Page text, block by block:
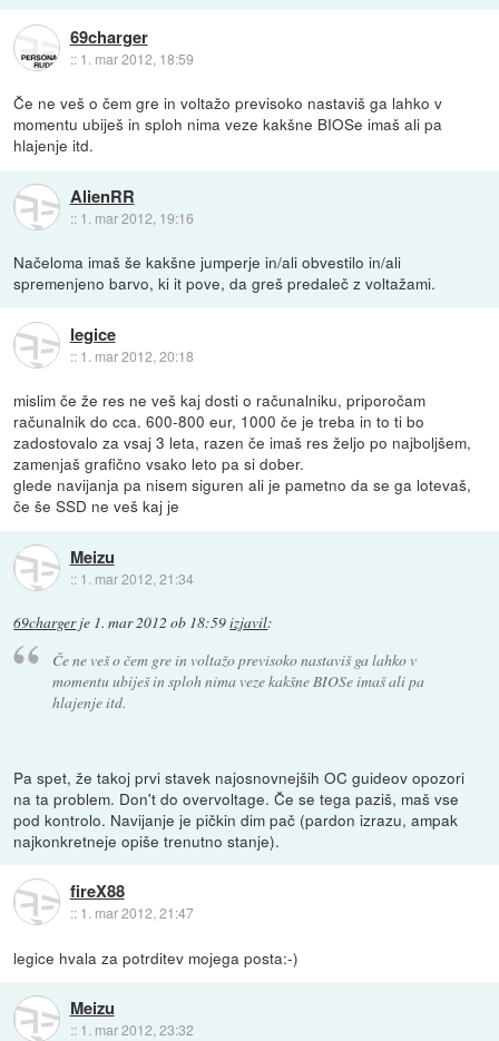
69charger
:: 1. mar 2012, 18:59
Če ne veš o čem gre in voltažo previsoko nastaviš ga lahko v
momentu ubiješ in sploh nima veze kakšne BIOSe imaš ali pa
hlajenje itd.
AlienRR
:: 1. mar 2012, 19:16
Načeloma imaš še kakšne jumperje in/ali obvestilo in/ali
spremenjeno barvo, ki it pove, da greš predaleč z voltažami.
legice
:: 1. mar 2012, 20:18
mislim če že res ne veš kaj dosti o računalniku, priporočam
računalnik do cca. 600-800 eur, 1000 če je treba in to ti bo
zadostovalo za vsaj 3 leta, razen če imaš res željo po najboljšem,
zamenjaš grafično vsako leto pa si dober.
glede navijanja pa nisem siguren ali je pametno da se ga lotevaš,
če še SSD ne veš kaj je
Meizu
:: 1. mar 2012, 21:34
69chargerje 1. mar 2012 ob 18:59izjavil:
Če ne veš o čem gre in voltažo previsoko nastaviš ga lahko v
momentu ubiješ in sploh nima veze kakšne BIOSe imaš ali pa
hlajenje itd.
Pa spet, že takoj prvi stavek najosnovnejših OC guideov opozori
na ta problem. Don't do overvoltage. Če se tega paziš, maš vse
pod kontrolo. Navijanje je pičkin dim pač (pardon izrazu, ampak
najkonkretneje opiše trenutno stanje).
fireX88
:: 1. mar 2012, 21:47
legice hvala za potrditev mojega posta:-)
Meizu
:: 1. mar 2012, 23:32